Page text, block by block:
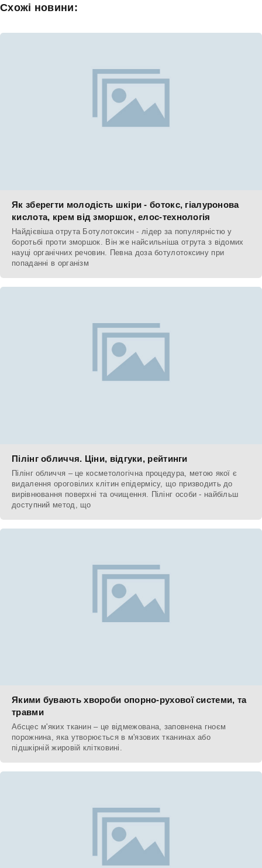
Схожі новини:
Як зберегти молодість шкіри - ботокс, гіалуронова
кислота, крем від зморшок, елос-технологія
Найдієвіша отрута Ботулотоксин - лідер за популярністю у
боротьбі проти зморшок. Він же найсильніша отрута з відомих
науці органічних речовин. Певна доза ботулотоксину при
попаданні в організм
Пілінг обличчя. Ціни, відгуки, рейтинги
Пілінг обличчя – це косметологічна процедура, метою якої є
видалення ороговілих клітин епідермісу, що призводить до
вирівнювання поверхні та очищення. Пілінг особи - найбільш
доступний метод, що
Якими бувають хвороби опорно-рухової системи, та
травми
Абсцес м'яких тканин – це відмежована, заповнена гноєм
порожнина, яка утворюється в м'язових тканинах або
підшкірній жировій клітковині.